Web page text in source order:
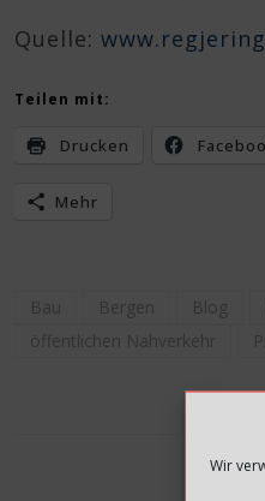
Wir
Quelle:
Teilen mit:
Drucken
Mehr
Bau Bergen Blog
öffentlichen Nahverkehr
DAS